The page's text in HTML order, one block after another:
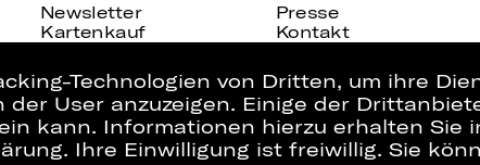
Newsletter
Kartenkauf
Presse
Kontakt
Technologien von Dritten, um ihre
User anzuzeigen. Einige der
kann. Informationen hierzu erhalten Sie
Ihre Einwilligung ist freiwillig. Sie